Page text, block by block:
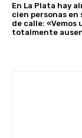
En La Plata hay
cien personas
de calle: «Vemos
totalmente